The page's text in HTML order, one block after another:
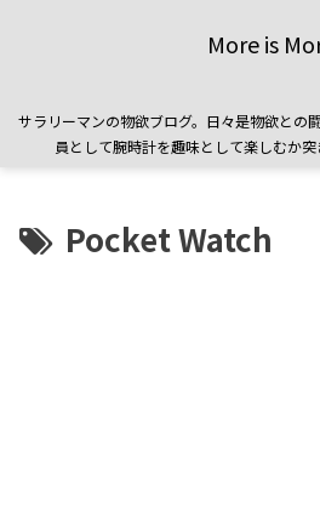
More is
サラリーマンの物欲ブログ。日々是物欲との
員として腕時計を趣味として楽しむか突
Pocket Watch